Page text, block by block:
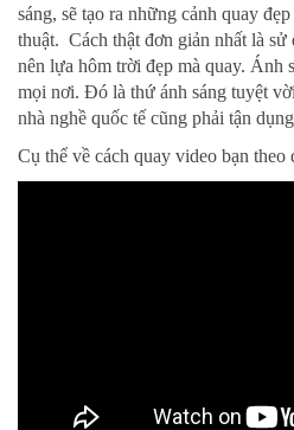
sáng, sẽ tạo ra những cảnh quay
thuật. Cách thật đơn giản nhất là sử
nên lựa hôm trời đẹp mà quay. Ánh
mọi nơi. Đó là thứ ánh sáng tuyệt
nhà nghề quốc tế cũng phải tận
Cụ thể về cách quay video bạn